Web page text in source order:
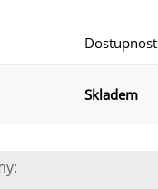
Dostupnost
Skladem